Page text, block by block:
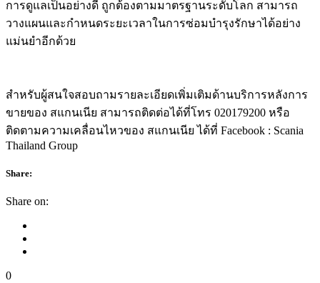
การดูแลเป็นอย่างดี ถูกต้องตามมาตรฐานระดับโลก สามารถ
วางแผนและกำหนดระยะเวลาในการซ่อมบำรุงรักษาได้อย่าง
แม่นยำอีกด้วย
สำหรับผู้สนใจสอบถามรายละเอียดเพิ่มเติมด้านบริการหลังการ
ขายของ สแกนเนีย สามารถติดต่อได้ที่โทร 020179200 หรือ
ติดตามความเคลื่อนไหวของ สแกนเนีย ได้ที่ Facebook : Scania
Thailand Group
Share:
Share on:
0